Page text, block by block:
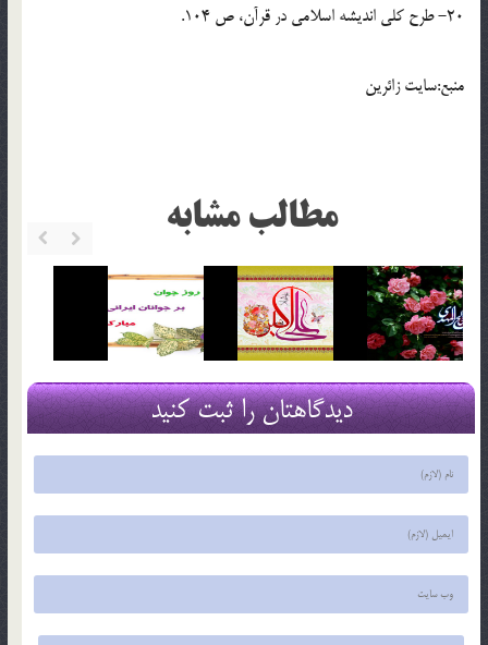
20- طرح كلى انديشه اسلامى در قرآن، ص 104.
منبع:سایت زائرین
مطالب مشابه
دیدگاهتان را ثبت کنید